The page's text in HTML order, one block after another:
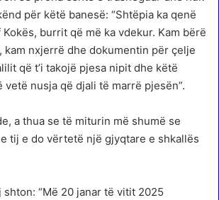
për këtë banesë: “Shtëpia ka qenë
burrit që më ka vdekur. Kam bërë
kam nxjerrë dhe dokumentin për çelje
që t’i takojë pjesa nipit dhe këtë
vetë nusja që djali të marrë pjesën”.
a thua se të miturin më shumë se
tij e do vërtetë një gjyqtare e shkallës
shton: “Më 20 janar të vitit 2025